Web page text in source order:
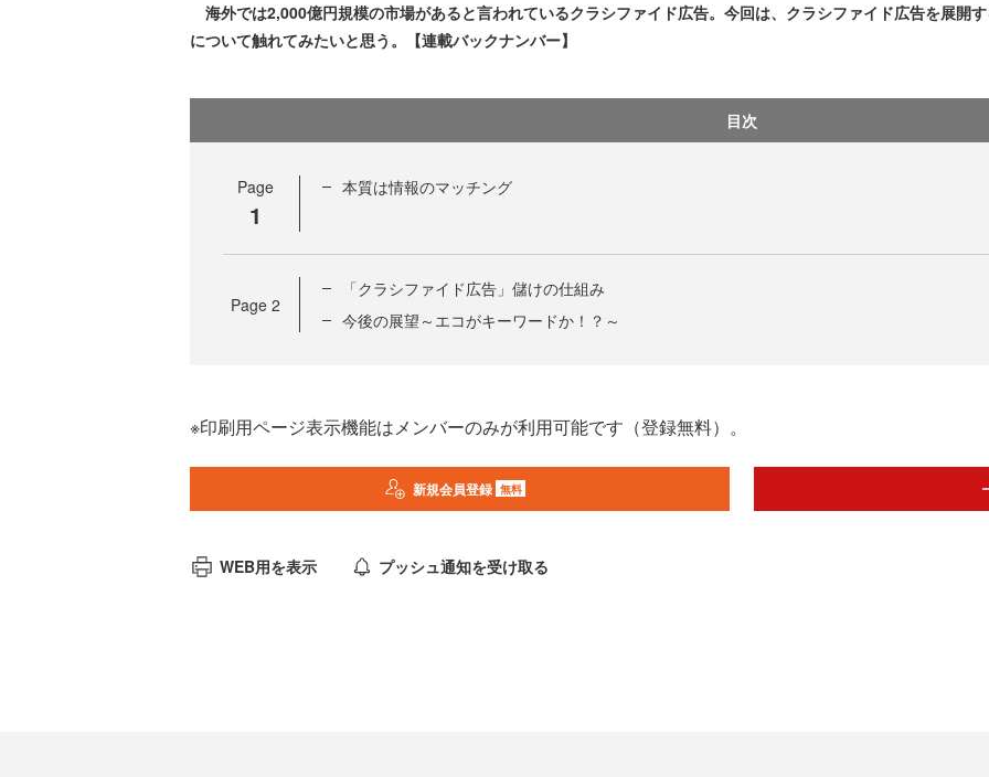
海外では2,000億円規模の市場があると言われているクラシファイド広告。今回は、クラシファイド広告を展開
について触れてみたいと思う。【連載バックナンバー】
目次
Page
1
本質は情報のマッチング
Page 2
「クラシファイド広告」儲けの仕組み
今後の展望～エコがキーワードか！？～
※印刷用ページ表示機能はメンバーのみが利用可能です（登録無料）。
新規会員登録 無料
WEB用を表示 プッシュ通知を受け取る